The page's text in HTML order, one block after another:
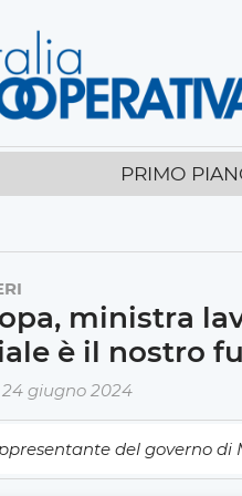
PRIMO
ministra
è il nostro
giugno 2024
del governo